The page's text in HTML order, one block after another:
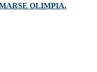
OLIMPIA.